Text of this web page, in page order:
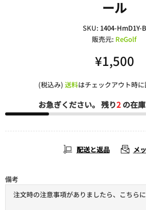
ール
SKU: 1404-HmD1Y-B
販売元: ReGolf
¥1,500
(税込み) 送料はチェックアウト時に
お急ぎください。 残り2の在庫
配送と返品 メ
備考